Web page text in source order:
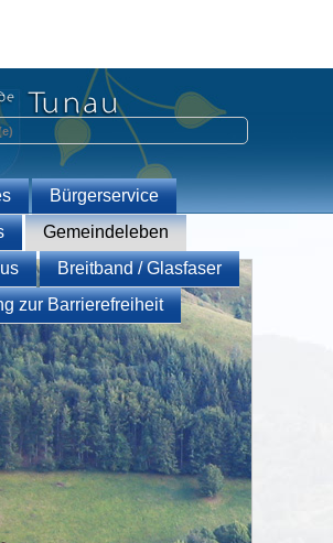
Bürgerservice
Gemeindeleben
Breitband / Glasfaser
zur Barrierefreiheit